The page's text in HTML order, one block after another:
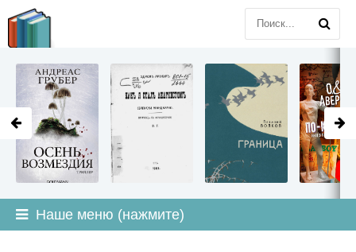
Наше меню (нажмите)
LITMIR.ORG